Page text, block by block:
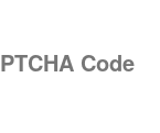
Code